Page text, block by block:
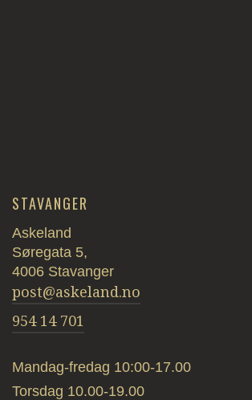
STAVANGER
Askeland
Søregata 5,
4006 Stavanger
post@askeland.no
954 14 701
Mandag-fredag 10:00-17.00
Torsdag 10.00-19.00